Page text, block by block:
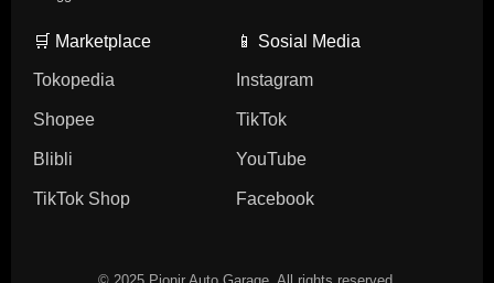
🛒 Marketplace
Tokopedia
Shopee
Blibli
TikTok Shop
📱 Sosial Media
Instagram
TikTok
YouTube
Facebook